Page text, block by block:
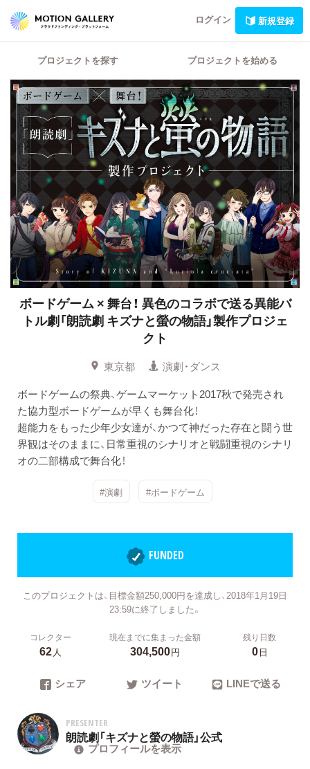
ログイン 新規登録
プロジェクトを探す プロジェクトを始める
ボードゲーム × 舞台！ 異色のコラボで送る異能バ
トル劇「朗読劇 キズナと螢の物語」製作プロジェ
クト
東京都
演劇・ダンス
ボードゲームの祭典、ゲームマーケット2017秋で発売され
た協力型ボードゲームが早くも舞台化！
超能力をもった少年少女達が、かつて神だった存在と闘う世
界観はそのままに、日常重視のシナリオと戦闘重視のシナリ
オの二部構成で舞台化！
#演劇 #ボードゲーム
FUNDED
このプロジェクトは、目標金額250,000円を達成し、2018年1月19日
23:59に終了しました。
コレクター
62人
現在までに集まった金額
304,500円
残り日数
0日
シェア ツイート LINEで送る
PRESENTER
朗読劇「キズナと螢の物語」公式
プロフィールを表示